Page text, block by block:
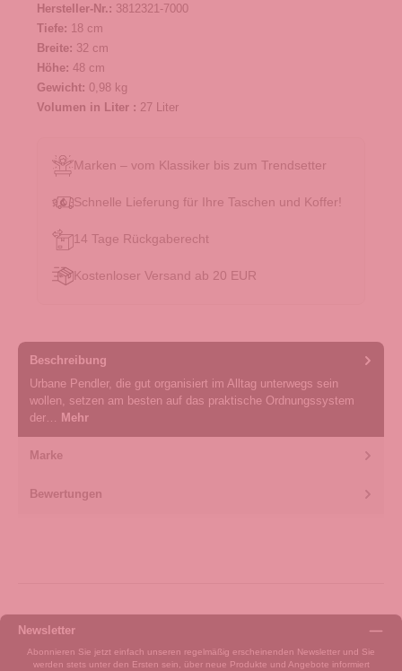
Hersteller-Nr.: 3812321-7000
Tiefe: 18 cm
Breite: 32 cm
Höhe: 48 cm
Gewicht: 0,98 kg
Volumen in Liter : 27 Liter
Marken – vom Klassiker bis zum Trendsetter
Schnelle Lieferung für Ihre Taschen und Koffer!
14 Tage Rückgaberecht
Kostenloser Versand ab 20 EUR
Beschreibung
Urbane Pendler, die gut organisiert im Alltag unterwegs sein
wollen, setzen am besten auf das praktische Ordnungssystem
der… Mehr
Marke
Bewertungen
Newsletter
Abonnieren Sie jetzt einfach unseren regelmäßig erscheinenden Newsletter und Sie
werden stets unter den Ersten sein, über neue Produkte und Angebote informiert